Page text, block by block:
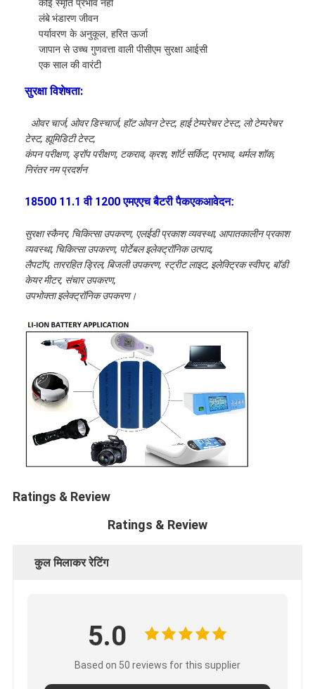
एच बैटरी
एनआईसीडी रिचार्जेबल बैटरी
एलसीडी बैटरी चार्जर
निक बैटरी पैक
लिथियम आयन बैटरी पैक
रिचार्जेबल फ्लैशलाइट बैटरी
आपातकालीन प्रकाश बैटरी
ली Mno2 बैटरी
ली Socl2 बैटरी
प्राथमिक लिथियम बैटरी
हाइब्रिड कार बैटरी
कोई स्मृति प्रभाव नहीं
लंबे भंडारण जीवन
पर्यावरण के अनुकूल, हरित ऊर्जा
जापान से उच्च गुणवत्ता वाली पीसीएम सुरक्षा आईसी
एक साल की वारंटी
सुरक्षा विशेषता:
ओवर चार्ज, ओवर डिस्चार्ज, हॉट ओवन टेस्ट, हाई टेम्परेचर टेस्ट, लो टेम्परेचर
टेस्ट, ह्यूमिडिटी टेस्ट,
कंपन परीक्षण, ड्रॉप परीक्षण, टकराव, क्रश, शॉर्ट सर्किट, प्रभाव, थर्मल शॉक,
निरंतर नम प्रदर्शन
18500 11.1 वी 1200 एमएएच बैटरी पैकएकआवेदन:
सुरक्षा स्कैनर, चिकित्सा उपकरण, एलईडी प्रकाश व्यवस्था, आपातकालीन प्रकाश
व्यवस्था, चिकित्सा उपकरण, पोर्टेबल इलेक्ट्रॉनिक उत्पाद,
लैपटॉप, ताररहित ड्रिल, बिजली उपकरण, स्ट्रीट लाइट, इलेक्ट्रिक स्वीपर, बॉडी
केयर मीटर, संचार उपकरण,
उपभोक्ता इलेक्ट्रॉनिक उपकरण।
Ratings & Review
Ratings & Review
कुल मिलाकर रेटिंग
5.0
Based on 50 reviews for this supplier